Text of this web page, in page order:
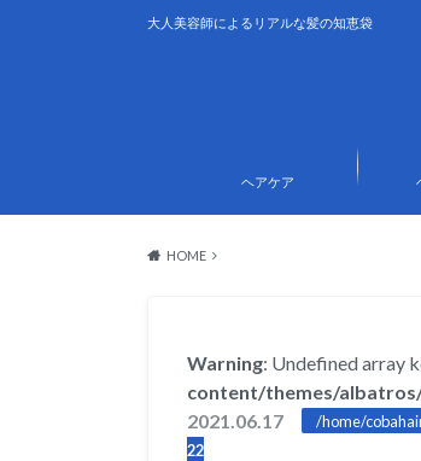
大人美容師によるリアルな髪の知恵袋
ヘアケア
HOME
Warning: Undefined array
content/themes/
2021.06.17
/home/
22